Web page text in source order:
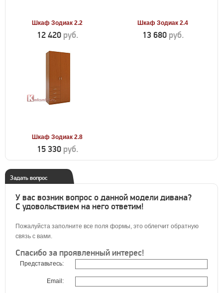
Шкаф Зодиак 2.2
12 420 руб.
Шкаф Зодиак 2.4
13 680 руб.
Шкаф Зодиак 2.8
15 330 руб.
Задать вопрос
У вас возник вопрос о данной модели дивана?
С удовольствием на него ответим!
Пожалуйста заполните все поля формы, это облегчит обратную
связь с вами.
Спасибо за проявленный интерес!
Представьтесь:
Email: